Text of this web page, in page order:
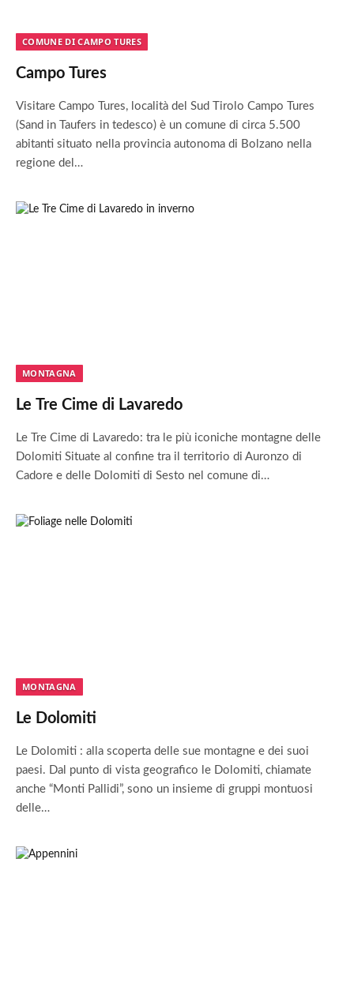
COMUNE DI CAMPO TURES
Campo Tures
Visitare Campo Tures, località del Sud Tirolo Campo Tures
(Sand in Taufers in tedesco) è un comune di circa 5.500
abitanti situato nella provincia autonoma di Bolzano nella
regione del…
MONTAGNA
Le Tre Cime di Lavaredo
Le Tre Cime di Lavaredo: tra le più iconiche montagne delle
Dolomiti Situate al confine tra il territorio di Auronzo di
Cadore e delle Dolomiti di Sesto nel comune di…
MONTAGNA
Le Dolomiti
Le Dolomiti : alla scoperta delle sue montagne e dei suoi
paesi. Dal punto di vista geografico le Dolomiti, chiamate
anche “Monti Pallidi”, sono un insieme di gruppi montuosi
delle…